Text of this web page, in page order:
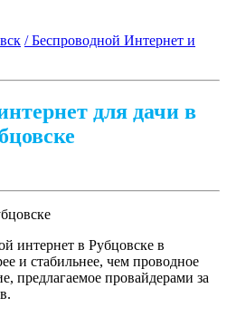
/ Беспроводной Интернет и
для дачи в
интернет в Рубцовске в
и стабильнее, чем проводное
предлагаемое провайдерами за